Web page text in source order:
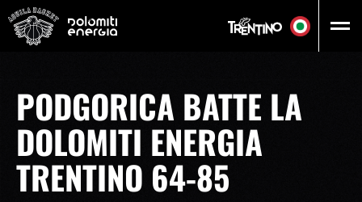
PODGORICA BATTE LA
DOLOMITI ENERGIA
TRENTINO 64-85